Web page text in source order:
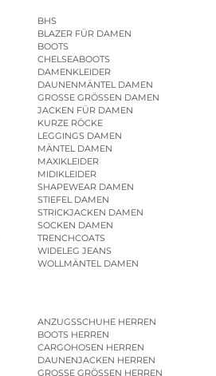
BHS
BLAZER FÜR DAMEN
BOOTS
CHELSEABOOTS
DAMENKLEIDER
DAUNENMÄNTEL DAMEN
GROSSE GRÖSSEN DAMEN
JACKEN FÜR DAMEN
KURZE RÖCKE
LEGGINGS DAMEN
MÄNTEL DAMEN
MAXIKLEIDER
MIDIKLEIDER
SHAPEWEAR DAMEN
STIEFEL DAMEN
STRICKJACKEN DAMEN
SOCKEN DAMEN
TRENCHCOATS
WIDELEG JEANS
WOLLMÄNTEL DAMEN
ANZUGSSCHUHE HERREN
BOOTS HERREN
CARGOHOSEN HERREN
DAUNENJACKEN HERREN
GROSSE GRÖSSEN HERREN